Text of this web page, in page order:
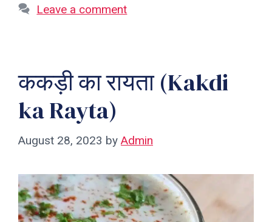
Leave a comment
ककड़ी का रायता (Kakdi
ka Rayta)
August 28, 2023 by Admin